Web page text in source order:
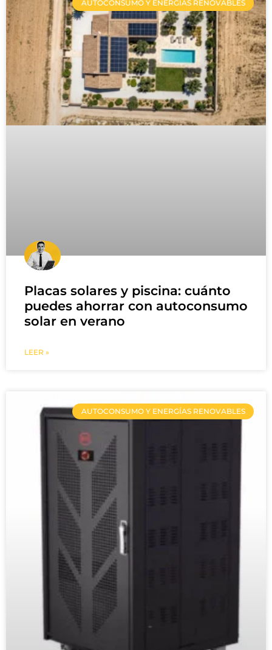
AUTOCONSUMO Y ENERGÍAS RENOVABLES
Placas solares y piscina: cuánto
puedes ahorrar con autoconsumo
solar en verano
LEER »
AUTOCONSUMO Y ENERGÍAS RENOVABLES